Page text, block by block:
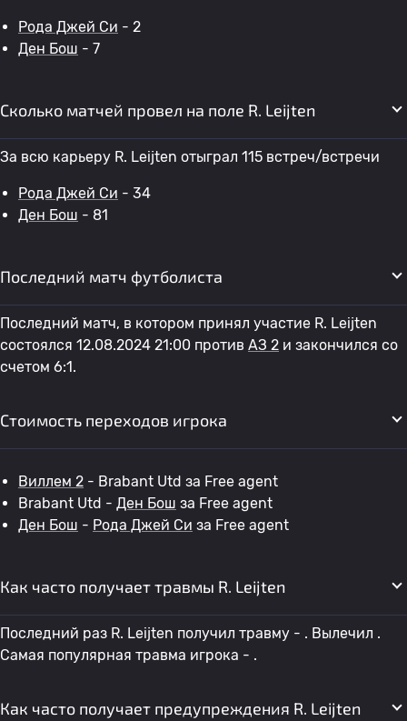
Рода Джей Си - 2
Ден Бош - 7
Сколько матчей провел на поле R. Leijten
За всю карьеру R. Leijten отыграл 115 встреч/встречи
Рода Джей Си - 34
Ден Бош - 81
Последний матч футболиста
Последний матч, в котором принял участие R. Leijten
состоялся 12.08.2024 21:00 против АЗ 2 и закончился со
счетом 6:1.
Стоимость переходов игрока
Виллем 2 - Brabant Utd за Free agent
Brabant Utd - Ден Бош за Free agent
Ден Бош - Рода Джей Си за Free agent
Как часто получает травмы R. Leijten
Последний раз R. Leijten получил травму - . Вылечил .
Самая популярная травма игрока - .
Как часто получает предупреждения R. Leijten